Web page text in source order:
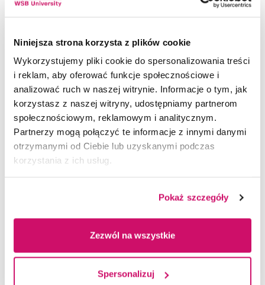
Niniejsza strona korzysta z plików cookie
Wykorzystujemy pliki cookie do spersonalizowania treści
i reklam, aby oferować funkcje społecznościowe i
analizować ruch w naszej witrynie. Informacje o tym, jak
korzystasz z naszej witryny, udostępniamy partnerom
społecznościowym, reklamowym i analitycznym.
Partnerzy mogą połączyć te informacje z innymi danymi
otrzymanymi od Ciebie lub uzyskanymi podczas
korzystania z ich usług.
Pokaż szczegóły
Zezwól na wszystkie
Spersonalizuj
państw w polskim systemie ochrony ludności.
Konferencji towarzyszyły także stoliki eksperckie
i wystawowe, poświęcone technologiom oraz
wyposażeniu budowli ochronnych, projektowaniu
obiektów ochronnych, ich modernizacji
i systemowemu zarządzaniu ochroną ludności.
Zaangażowanie Akademii WSB w organizację
konferencji wpisuje się w misję Uczelni, która łączy
społecznym oraz instytucjonalnym. Współczesne
interdyscyplinarnej, odpowiedzialności
i praktycznych kompetencji. Dlatego Akademia WSB
rozwija kształcenie w obszarach związanych
kryzysowym, reagowaniem na zagrożenia oraz